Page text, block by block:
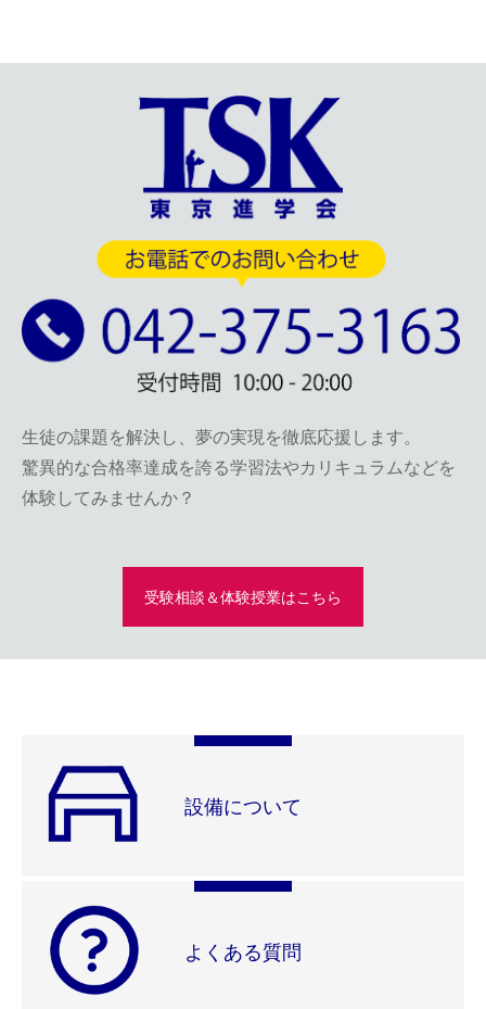
生徒の課題を解決し、夢の実現を徹底応援します。
驚異的な合格率達成を誇る学習法やカリキュラムなどを
体験してみませんか？
受験相談＆体験授業はこちら
設備について
よくある質問